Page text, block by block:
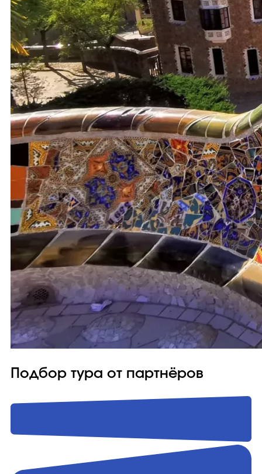
Подбор тура от партнёров